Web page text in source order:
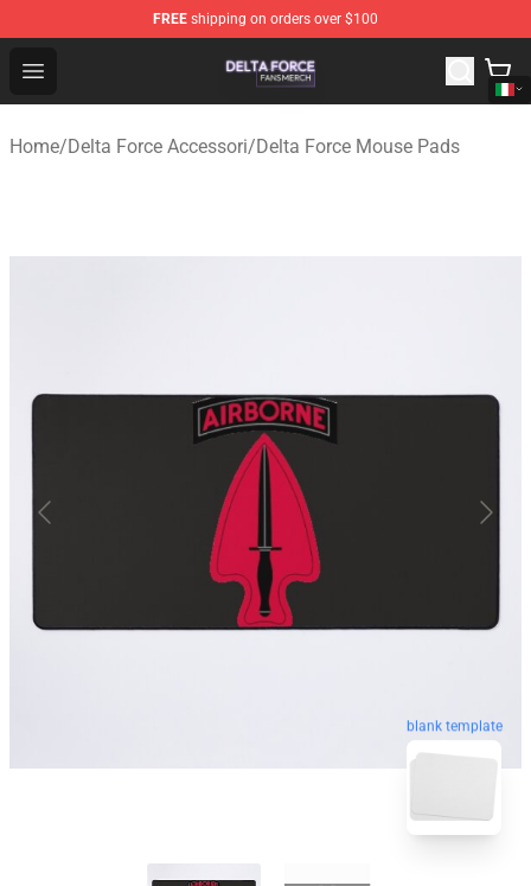
FREE shipping on orders over $100
Open menu
Delta Force Shop - Official Delta Force Merchandise
Home/Delta Force Accessori/Delta Force Mouse Pads
blank template